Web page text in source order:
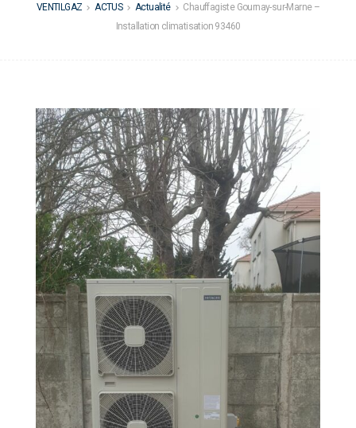
VENTILGAZ ACTUS Actualité
Chauffagiste Gournay-sur-Marne –
Installation climatisation 93460